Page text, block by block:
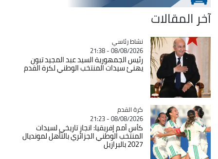
آخر المقالات
Catégorie
نشاط رئاسي
08/08/2026 - 21:38
رئيس الجمهورية السيد عبد المجيد تبون
يهنئ سيدات المنتخب الوطني لكرة القدم
Catégorie
كرة القدم
08/08/2026 - 21:23
كأس أمم إفريقيا: انجاز تاريخي لسيدات
المنتخب الوطني الجزائري بالتأهل لمونديال
2027 بالبرازيل